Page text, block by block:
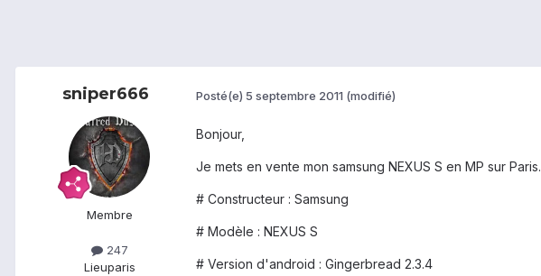
sniper666
Membre
247
Lieuparis
Posté(e) 5 septembre 2011 (modifié)
Bonjour,
Je mets en vente mon samsung NEXUS S en MP sur Paris.
# Constructeur : Samsung
# Modèle : NEXUS S
# Version d'android : Gingerbread 2.3.4